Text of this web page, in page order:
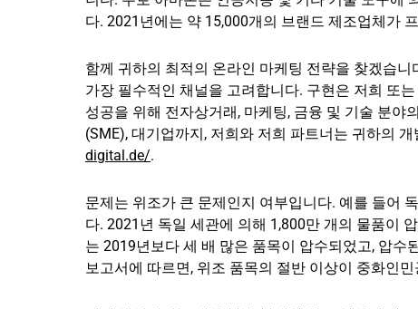
다. 2021년에는 약 15,000개의 브랜드 제조업체가
함께 귀하의 최적의 온라인 마케팅 전략을 찾겠습
가장 필수적인 채널을 고려합니다. 구현은 저희 또
성공을 위해 전자상거래, 마케팅, 금융 및 기술 분
(SME), 대기업까지, 저희와 저희 파트너는 귀하의
digital.de/.
문제는 위조가 큰 문제인지 여부입니다. 예를 들어
다. 2021년 독일 세관에 의해 1,800만 개의 물품이
는 2019년보다 세 배 많은 품목이 압수되었고, 압
보고서에 따르면, 위조 품목의 절반 이상이 중화인